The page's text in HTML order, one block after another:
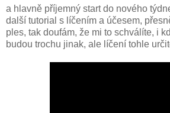
a hlavně příjemný start do nového
další tutorial s líčením a účesem,
ples, tak doufám, že mi to schválíte, i
budou trochu jinak, ale líčení tohle